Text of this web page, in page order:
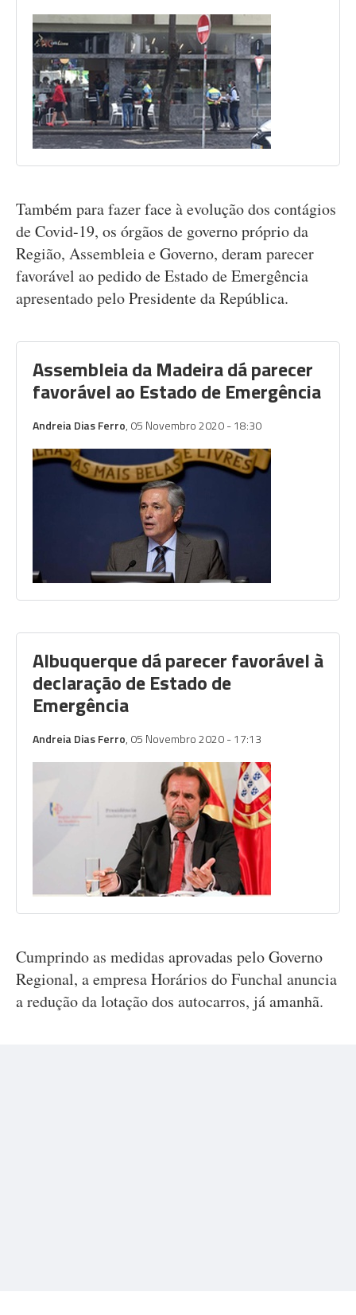
Também para fazer face à evolução dos contágios
de Covid-19, os órgãos de governo próprio da
Região, Assembleia e Governo, deram parecer
favorável ao pedido de Estado de Emergência
apresentado pelo Presidente da República.
Assembleia da Madeira dá parecer
favorável ao Estado de Emergência
Andreia Dias Ferro, 05 Novembro 2020 - 18:30
Albuquerque dá parecer favorável à
declaração de Estado de
Emergência
Andreia Dias Ferro, 05 Novembro 2020 - 17:13
Cumprindo as medidas aprovadas pelo Governo
Regional, a empresa Horários do Funchal anuncia
a redução da lotação dos autocarros, já amanhã.